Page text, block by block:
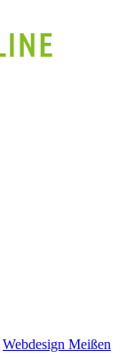
Webdesign Meißen